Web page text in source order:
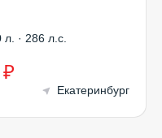
· 286 л.с.
₽
Екатеринбург